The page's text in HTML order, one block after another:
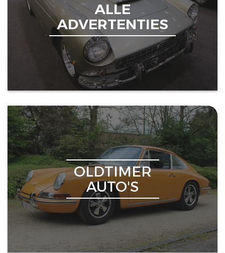
ALLE
ADVERTENTIES
OLDTIMER
AUTO'S